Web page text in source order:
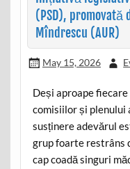
(PSD), promovată
Mîndrescu (AUR)
May 15, 2026
Deși aproape
comisiilor și plenului
susținere adevărul
grup foarte restrâns
cap coadă singuri